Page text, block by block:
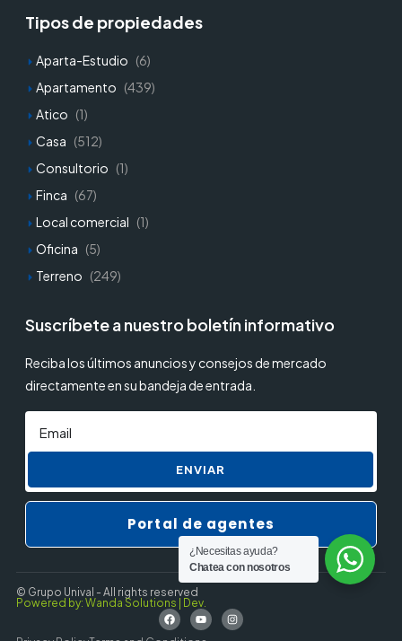
Tipos de propiedades
Aparta-Estudio (6)
Apartamento (439)
Atico (1)
Casa (512)
Consultorio (1)
Finca (67)
Local comercial (1)
Oficina (5)
Terreno (249)
Suscríbete a nuestro boletín informativo
Reciba los últimos anuncios y consejos de mercado
directamente en su bandeja de entrada.
ENVIAR
Portal de agentes
© Grupo Unival - All rights reserved
Powered by: Wanda Solutions | Dev.
¿Necesitas ayuda?
Chatea con nosotros